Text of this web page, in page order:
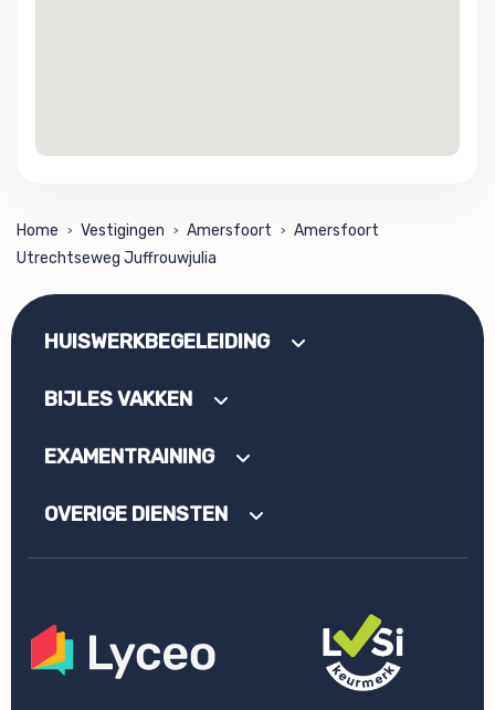
Home > Vestigingen > Amersfoort >
Amersfoort
Utrechtseweg Juffrouwjulia
HUISWERKBEGELEIDING
BIJLES VAKKEN
EXAMENTRAINING
OVERIGE DIENSTEN